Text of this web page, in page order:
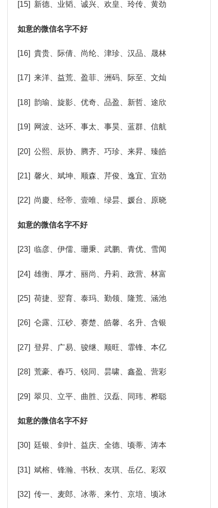
[15] 新德、业韬、诚兴、欢皇、玲传、黄劲
如意的微信名字不好
[16] 貴贵、际倩、尚纶、津珍、汉品、晟林
[17] 来洋、益荒、盈菲、洲码、际至、文灿
[18] 韵瑜、旋影、优奇、品盈、新哲、途欣
[19] 网波、达环、事太、事昊、蓝群、信航
[20] 公熙、辰协、腾齐、巧珍、来昇、臻皓
[21] 馨火、斌坤、顺森、芹俊、逸宜、宜劲
[22] 尚慶、经帝、壹唯、绿昙、媛台、原晓
如意的微信名字不好
[23] 临彦、伊儒、珊秉、武鹏、青优、雪闻
[24] 雄衡、厚才、丽尚、丹莉、政营、林富
[25] 荷捷、翌育、泰玛、勤领、隆荒、涵池
[26] 仑露、江砂、赛楚、皓馨、名升、含银
[27] 登昇、广易、骏继、顺旺、霏锋、本亿
[28] 荒豪、春巧、锐同、昙啸、鑫盈、营彩
[29] 翠贝、立平、曲胜、汉磊、同玮、桦聪
如意的微信名字不好
[30] 廷银、剑叶、益庆、全德、顷蒂、涛本
[31] 斌榕、锋瀚、书秋、友琪、岳亿、彩双
[32] 传一、麦郎、冰蒂、来竹、京培、顷冰